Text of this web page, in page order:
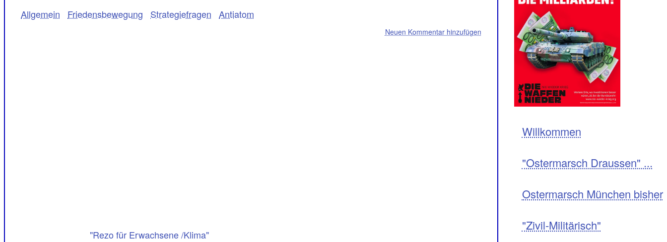
Allgemein Friedensbewegung Strategiefragen Antiatom
Neuen Kommentar hinzufügen
"Rezo für Erwachsene /Klima"
Navigation
Willkommen
"Ostermarsch Draussen" ...
Ostermarsch München bisher
"Zivil-Militärisch"